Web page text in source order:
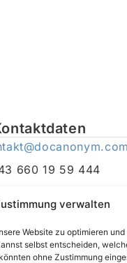
verwalten
Website zu optimieren
selbst entscheiden,
ohne Zustimmung
660 19 59 444